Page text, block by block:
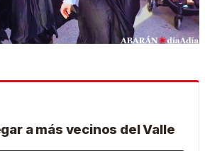
a más vecinos del Valle